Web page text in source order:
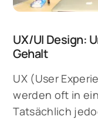
UX/UI Design:
Gehalt
UX (User
werden oft in
Tatsächlich